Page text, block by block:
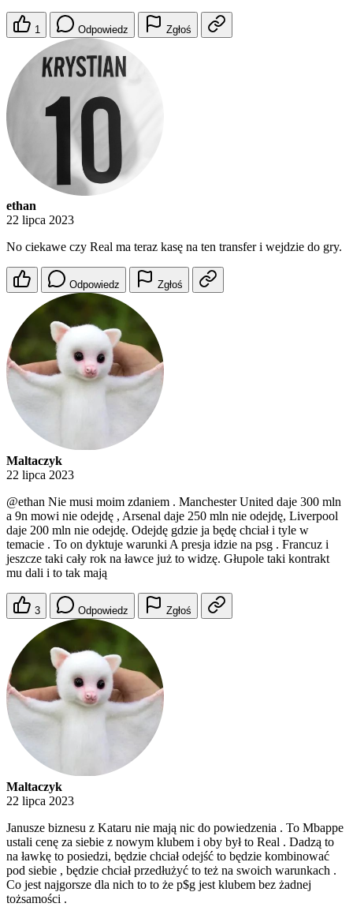
1 Odpowiedz Zgłoś
ethan
22 lipca 2023
No ciekawe czy Real ma teraz kasę na ten transfer i wejdzie do gry.
Odpowiedz Zgłoś
Maltaczyk
22 lipca 2023
@ethan Nie musi moim zdaniem . Manchester United daje 300 mln
a 9n mowi nie odejdę , Arsenal daje 250 mln nie odejdę, Liverpool
daje 200 mln nie odejdę. Odejdę gdzie ja będę chciał i tyle w
temacie . To on dyktuje warunki A presja idzie na psg . Francuz i
jeszcze taki cały rok na ławce już to widzę. Głupole taki kontrakt
mu dali i to tak mają
3 Odpowiedz Zgłoś
Maltaczyk
22 lipca 2023
Janusze biznesu z Kataru nie mają nic do powiedzenia . To Mbappe
ustali cenę za siebie z nowym klubem i oby był to Real . Dadzą to
na ławkę to posiedzi, będzie chciał odejść to będzie kombinować
pod siebie , będzie chciał przedłużyć to też na swoich warunkach .
Co jest najgorsze dla nich to to że p$g jest klubem bez żadnej
tożsamości .